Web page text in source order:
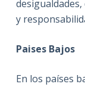
y
Paises Bajos
En los países